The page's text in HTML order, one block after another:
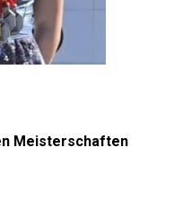
Meisterschaften